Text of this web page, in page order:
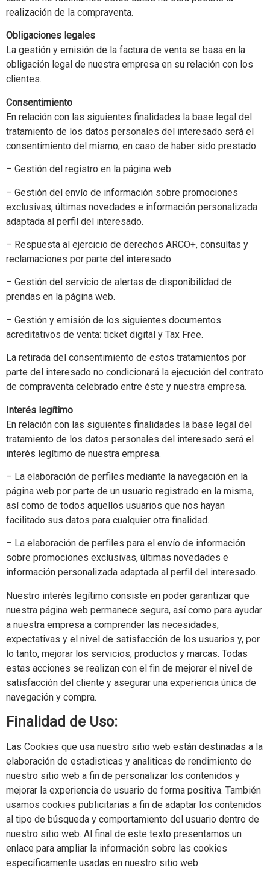
realización de la compraventa.
Obligaciones legales
La gestión y emisión de la factura de venta se basa en la
obligación legal de nuestra empresa en su relación con los
clientes.
Consentimiento
En relación con las siguientes finalidades la base legal del
tratamiento de los datos personales del interesado será el
consentimiento del mismo, en caso de haber sido prestado:
– Gestión del registro en la página web.
– Gestión del envío de información sobre promociones
exclusivas, últimas novedades e información personalizada
adaptada al perfil del interesado.
– Respuesta al ejercicio de derechos ARCO+, consultas y
reclamaciones por parte del interesado.
– Gestión del servicio de alertas de disponibilidad de
prendas en la página web.
– Gestión y emisión de los siguientes documentos
acreditativos de venta: ticket digital y Tax Free.
La retirada del consentimiento de estos tratamientos por
parte del interesado no condicionará la ejecución del contrato
de compraventa celebrado entre éste y nuestra empresa.
Interés legítimo
En relación con las siguientes finalidades la base legal del
tratamiento de los datos personales del interesado será el
interés legítimo de nuestra empresa.
– La elaboración de perfiles mediante la navegación en la
página web por parte de un usuario registrado en la misma,
así como de todos aquellos usuarios que nos hayan
facilitado sus datos para cualquier otra finalidad.
– La elaboración de perfiles para el envío de información
sobre promociones exclusivas, últimas novedades e
información personalizada adaptada al perfil del interesado.
Nuestro interés legítimo consiste en poder garantizar que
nuestra página web permanece segura, así como para ayudar
a nuestra empresa a comprender las necesidades,
expectativas y el nivel de satisfacción de los usuarios y, por
lo tanto, mejorar los servicios, productos y marcas. Todas
estas acciones se realizan con el fin de mejorar el nivel de
satisfacción del cliente y asegurar una experiencia única de
navegación y compra.
Finalidad de Uso:
Las Cookies que usa nuestro sitio web están destinadas a la
elaboración de estadisticas y analiticas de rendimiento de
nuestro sitio web a fin de personalizar los contenidos y
mejorar la experiencia de usuario de forma positiva. También
usamos cookies publicitarias a fin de adaptar los contenidos
al tipo de búsqueda y comportamiento del usuario dentro de
nuestro sitio web. Al final de este texto presentamos un
enlace para ampliar la información sobre las cookies
específicamente usadas en nuestro sitio web.